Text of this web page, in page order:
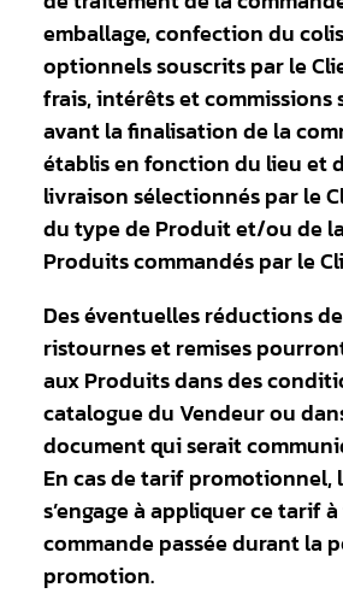
emballage, confection du
optionnels souscrits par le
frais, intérêts et commissions
avant la finalisation de la
établis en fonction du lieu et
livraison sélectionnés par le
du type de Produit et/ou de
Produits commandés par le
Des éventuelles réductions
ristournes et remises
aux Produits dans des
catalogue du Vendeur ou
document qui serait
En cas de tarif promotionnel,
s’engage à appliquer ce tarif
commande passée durant la
promotion.